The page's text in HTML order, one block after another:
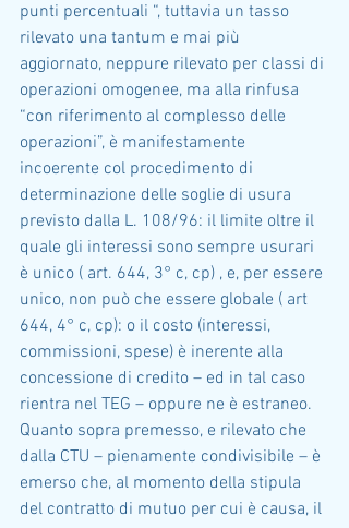
punti percentuali “, tuttavia un tasso
rilevato una tantum e mai più
aggiornato, neppure rilevato per classi di
operazioni omogenee, ma alla rinfusa
“con riferimento al complesso delle
operazioni”, è manifestamente
incoerente col procedimento di
determinazione delle soglie di usura
previsto dalla L. 108/96: il limite oltre il
quale gli interessi sono sempre usurari
è unico ( art. 644, 3° c, cp) , e, per essere
unico, non può che essere globale ( art
644, 4° c, cp): o il costo (interessi,
commissioni, spese) è inerente alla
concessione di credito – ed in tal caso
rientra nel TEG – oppure ne è estraneo.
Quanto sopra premesso, e rilevato che
dalla CTU – pienamente condivisibile – è
emerso che, al momento della stipula
del contratto di mutuo per cui è causa, il